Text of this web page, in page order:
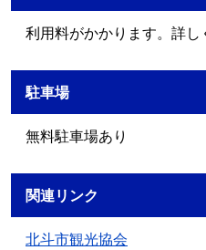
利用料がかかります。詳
駐車場
無料駐車場あり
関連リンク
北斗市観光協会